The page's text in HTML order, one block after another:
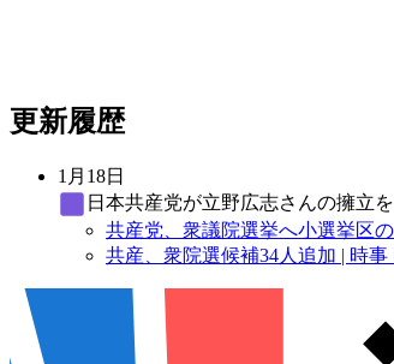
更新履歴
1月18日
日本共産党が立野広志さんの擁立を
共産党、衆議院選挙へ小選挙区
共産、衆院選候補34人追加 | 時事